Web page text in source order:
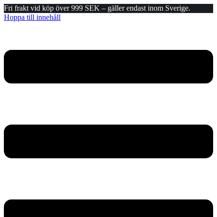
Fri frakt vid köp över 999 SEK – gäller endast inom Sverige.
Hoppa till innehåll